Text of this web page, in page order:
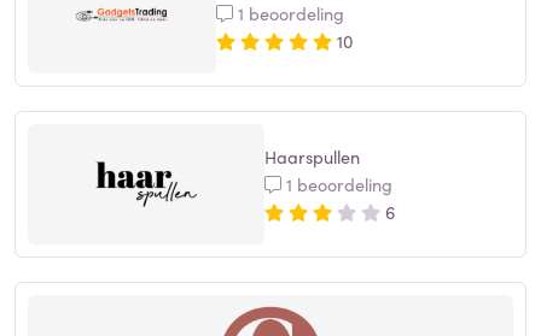
1 beoordeling
10
Haarspullen
1 beoordeling
6